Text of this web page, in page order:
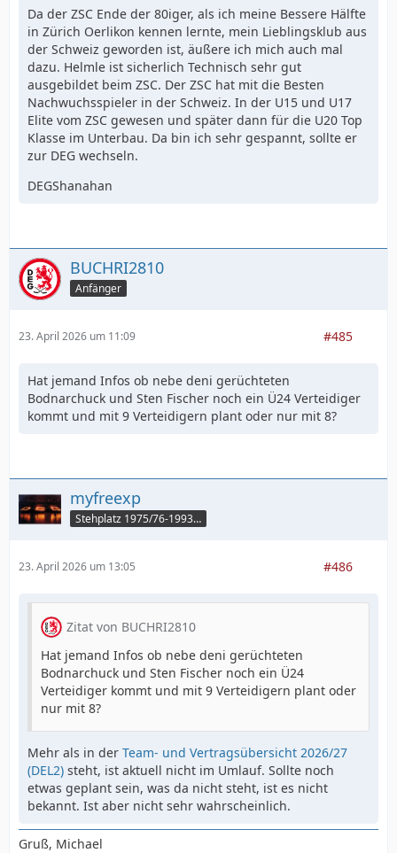
Da der ZSC Ende der 80iger, als ich meine Bessere Hälfte
in Zürich Oerlikon kennen lernte, mein Lieblingsklub aus
der Schweiz geworden ist, äußere ich mich auch mal
dazu. Helmle ist sicherlich Technisch sehr gut
ausgebildet beim ZSC. Der ZSC hat mit die Besten
Nachwuchsspieler in der Schweiz. In der U15 und U17
Elite vom ZSC gewesen und später dann für die U20 Top
Klasse im Unterbau. Da bin ich sehr gespannt, sollte er
zur DEG wechseln.
DEGShanahan
BUCHRI2810
Anfänger
23. April 2026 um 11:09 #485
Hat jemand Infos ob nebe deni gerüchteten
Bodnarchuck und Sten Fischer noch ein Ü24 Verteidiger
kommt und mit 9 Verteidigern plant oder nur mit 8?
myfreexp
Stehplatz 1975/76-1993/94
23. April 2026 um 13:05 #486
Zitat von BUCHRI2810
Hat jemand Infos ob nebe deni gerüchteten
Bodnarchuck und Sten Fischer noch ein Ü24
Verteidiger kommt und mit 9 Verteidigern plant oder
nur mit 8?
Mehr als in der Team- und Vertragsübersicht 2026/27
(DEL2) steht, ist aktuell nicht im Umlauf. Sollte noch
etwas geplant sein, was da nicht steht, ist es nicht
bekannt. Ist aber nicht sehr wahrscheinlich.
Gruß, Michael